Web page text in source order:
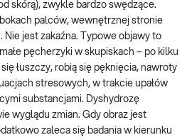
skórą), zwykle bardzo swędzące.
palców, wewnętrznej stronie
Nie jest zakaźna. Typowe objawy to
pęcherzyki w skupiskach – po kilku
łuszczy, robią się pęknięcia, nawroty
stresowych, w trakcie upałów
substancjami. Dyshydrozę
wyglądu zmian. Gdy obraz jest
zaleca się badania w kierunku